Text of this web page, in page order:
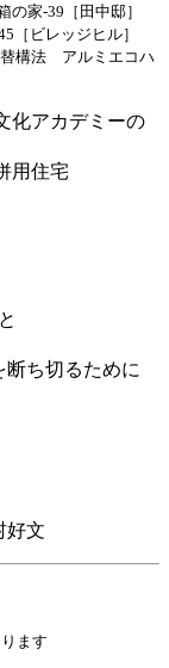
の家-39［田中邸］
［ビレッジヒル］
構法 アルミエコハ
化アカデミーの
用住宅
断ち切るために
好文
ます